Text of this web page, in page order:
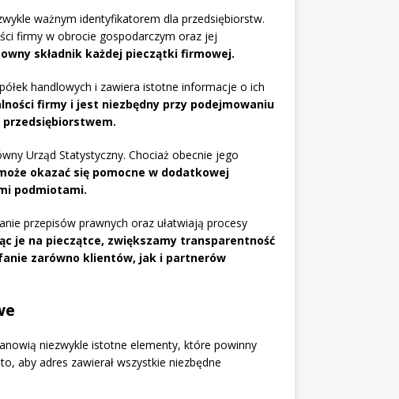
ważnym identyfikatorem dla przedsiębiorstw.
firmy w obrocie gospodarczym oraz jej
składnik każdej pieczątki firmowej.
handlowych i zawiera istotne informacje o ich
firmy i jest niezbędny przy podejmowaniu
Urząd Statystyczny. Chociaż obecnie jego
okazać się pomocne w dodatkowej
podmiotami.
przepisów prawnych oraz ułatwiają procesy
je na pieczątce, zwiększamy transparentność
zarówno klientów, jak i partnerów
niezwykle istotne elementy, które powinny
aby adres zawierał wszystkie niezbędne